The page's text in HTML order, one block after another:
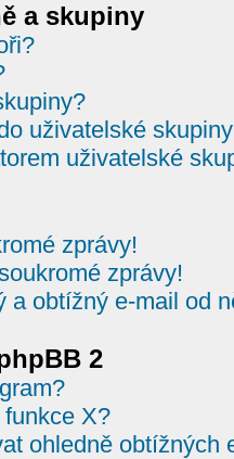
a skupiny
uživatelské
uživatelské
zprávy!
zprávy!
a obtížný e-mail od
2
X?
ohledně